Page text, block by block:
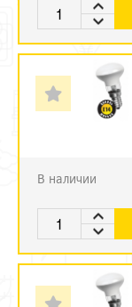
В наличии